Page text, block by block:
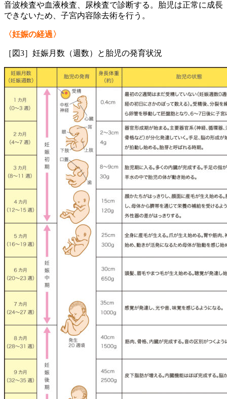
音波検査や血液検査、尿検査で診断する。胎児は正常に成長
できないため、子宮内容除去術を行う。
〈妊娠の経過〉
［図3］妊娠月数（週数）と胎児の発育状況